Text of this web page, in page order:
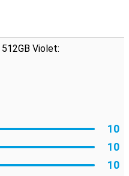
vidéos. Vous bénéficierez
et à jour. Vous bénéficiez
temps dans votre maison.
Violet:
10
10
10